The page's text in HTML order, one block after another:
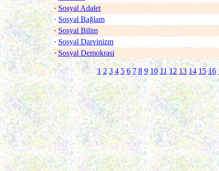
· Sosyal Adalet
· Sosyal Bağlam
· Sosyal Bilim
· Sosyal Darvinizm
· Sosyal Demokrasi
1 2 3 4 5 6 7 8 9 10 11 12 13 14 15 16